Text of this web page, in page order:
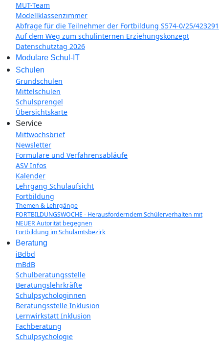
MUT-Team
Modellklassenzimmer
Abfrage für die Teilnehmer der Fortbildung S574-0/25/423291
Auf dem Weg zum schulinternen Erziehungskonzept
Datenschutztag 2026
Modulare Schul-IT
Schulen
Grundschulen
Mittelschulen
Schulsprengel
Übersichtskarte
Service
Mittwochsbrief
Newsletter
Formulare und Verfahrensabläufe
ASV Infos
Kalender
Lehrgang Schulaufsicht
Fortbildung
Themen & Lehrgänge
FORTBILDUNGSWOCHE - Herausforderndem Schülerverhalten mit
NEUER Autorität begegnen
Fortbildung im Schulamtsbezirk
Beratung
iBdbd
mBdB
Schulberatungsstelle
Beratungslehrkräfte
Schulpsychologinnen
Beratungsstelle Inklusion
Lernwirkstatt Inklusion
Fachberatung
Schulpsychologie